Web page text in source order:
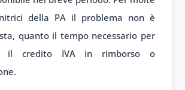
della PA il problema non è
quanto il tempo necessario per
il credito IVA in rimborso o